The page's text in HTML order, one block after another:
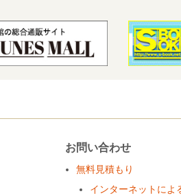
お問い合わせ
無料見積もり
インターネットによ